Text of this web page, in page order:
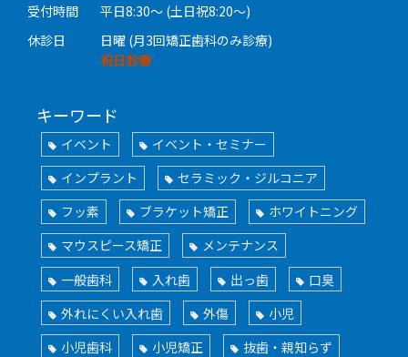
受付時間
平日8:30〜 (土日祝8:20〜)
休診日
日曜 (月3回矯正歯科のみ診療)
祝日診療
キーワード
イベント
イベント・セミナー
インプラント
セラミック・ジルコニア
フッ素
ブラケット矯正
ホワイトニング
マウスピース矯正
メンテナンス
一般歯科
入れ歯 出っ歯
口臭
外れにくい入れ歯
外傷
小児
小児歯科
小児矯正
抜歯・親知らず